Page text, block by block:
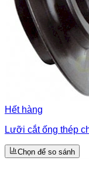
Hết hàng
Lưỡi cắt ống thép
Chọn để so sánh